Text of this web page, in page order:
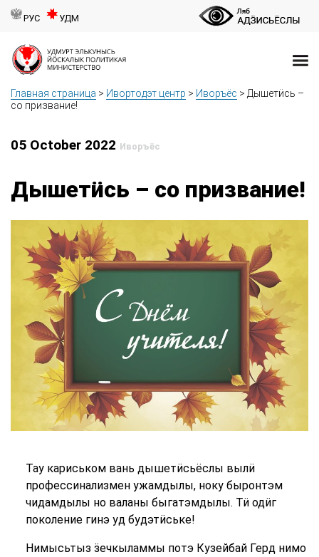
РУС УДМ
Главная страница > Ивортодэт центр > Иворъёс > Дышетӥсь –
со призвание!
05 October 2022 Иворъёс
Дышетӥсь – со призвание!
Тау кариськом вань дышетӥсьёслы вылӥ
профессинализмен ужамдылы, ноку быронтэм
чидамдылы но валаны быгатэмдылы. Тӥ одӥг
поколение гинэ уд будэтӥське!
Нимысьтыз ӟечкыламмы потэ Кузейбай Герд нимо